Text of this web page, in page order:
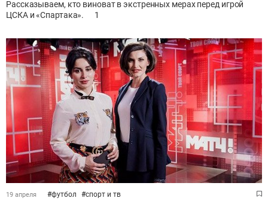
Рассказываем, кто виноват в экстренных мерах перед игрой
ЦСКА и «Спартака».
1
19 апреля #футбол #спорт и тв